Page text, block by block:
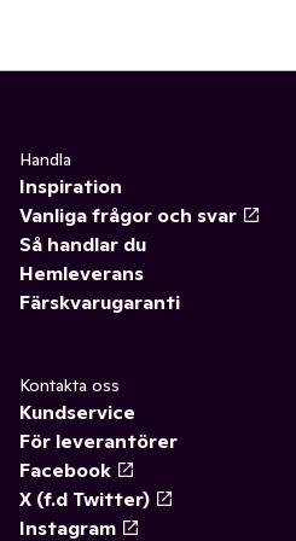
Handla
Inspiration
Vanliga frågor och svar
Så handlar du
Hemleverans
Färskvarugaranti
Kontakta oss
Kundservice
För leverantörer
Facebook
X (f.d Twitter)
Instagram